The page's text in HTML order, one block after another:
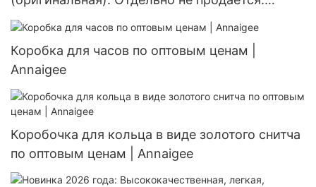
Коробка для часов. Коробка для часов.
Коробка для часов по оптовым ценам |
Annaigee
Коробочка для кольца в виде золотого снитча
по оптовым ценам | Annaigee